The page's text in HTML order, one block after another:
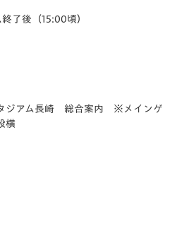
了後（15:00頃）
タジアム長崎 総合案内 ※メインゲ
横